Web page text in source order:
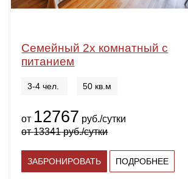
Семейный 2х комнатный с
питанием
3-4 чел. 50 кв.м
от 12767 руб./сутки
от13341руб./сутки
ЗАБРОНИРОВАТЬ ПОДРОБНЕЕ